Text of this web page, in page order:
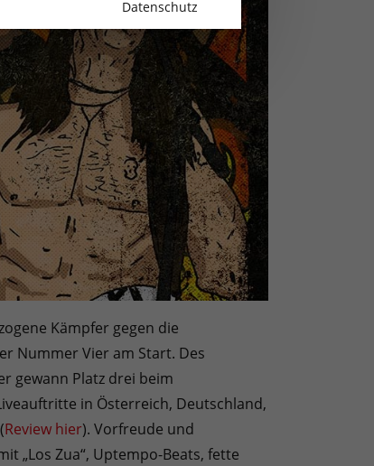
Kämpfer gegen die
Nummer Vier am Start. Des
gewann Platz drei beim
in Österreich, Deutschland,
Review hier). Vorfreude und
„Los Zua“, Uptempo-Beats, fette
Datenschutz